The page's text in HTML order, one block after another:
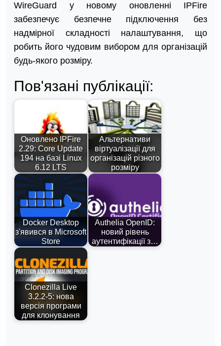
WireGuard у новому оновленні IPFire
забезпечує безпечне підключення без
надмірної складності налаштування, що
робить його чудовим вибором для організацій
будь-якого розміру.
Пов'язані публікації:
Оновлено IPFire
2.29: Core Update
194 на базі Linux
6.12 LTS
Альтернативи
віртуалізації для
організацій різного
розміру
Docker Desktop
з'явився в Microsoft
Store
Authelia OpenID:
новий рівень
аутентифікації з…
Clonezilla Live
3.2.2-5: нова
версія програми
для клонування